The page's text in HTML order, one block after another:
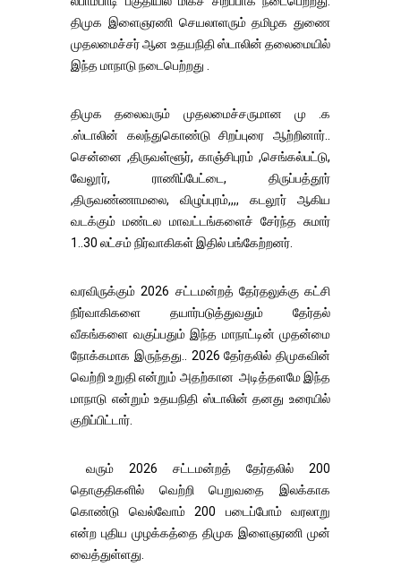
திமுக இளைஞரணி செயலாளரும் தமிழக துணை
முதலமைச்சர் ஆன உதயநிதி ஸ்டாலின் தலைமையில்
இந்த மாநாடு நடைபெற்றது .
திமுக தலைவரும் முதலமைச்சருமான மு .க
.ஸ்டாலின் கலந்துகொண்டு சிறப்புரை ஆற்றினார்..
சென்னை ,திருவள்ளூர், காஞ்சிபுரம் ,செங்கல்பட்டு,
வேலூர், ராணிப்பேட்டை, திருப்பத்தூர்
,திருவண்ணாமலை, விழுப்புரம்,,,, கடலூர் ஆகிய
வடக்கும் மண்டல மாவட்டங்களைச் சேர்ந்த சுமார்
1..30 லட்சம் நிர்வாகிகள் இதில் பங்கேற்றனர்.
வரவிருக்கும் 2026 சட்டமன்றத் தேர்தலுக்கு கட்சி
நிர்வாகிகளை தயார்படுத்துவதும் தேர்தல்
வீகங்களை வகுப்பதும் இந்த மாநாட்டின் முதன்மை
நோக்கமாக இருந்தது.. 2026 தேர்தலில் திமுகவின்
வெற்றி உறுதி என்றும் அதற்கான அடித்தளமே இந்த
மாநாடு என்றும் உதயநிதி ஸ்டாலின் தனது உரையில்
குறிப்பிட்டார்.
வரும் 2026 சட்டமன்றத் தேர்தலில் 200
தொகுதிகளில் வெற்றி பெறுவதை இலக்காக
கொண்டு வெல்வோம் 200 படைப்போம் வரலாறு
என்ற புதிய முழக்கத்தை திமுக இளைஞரணி முன்
வைத்துள்ளது.